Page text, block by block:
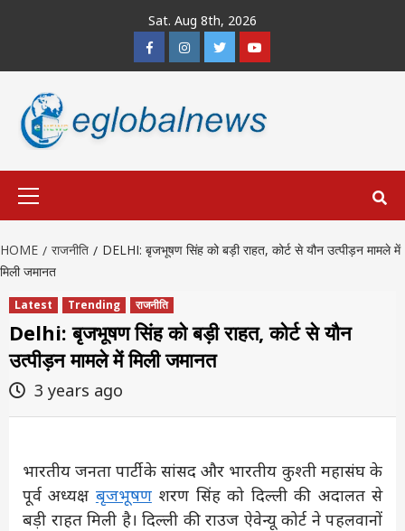
Sat. Aug 8th, 2026
FacebookInstagramTwitterYoutube
HOME राजनीति
DELHI: बृजभूषण सिंह को बड़ी राहत, कोर्ट से यौन उत्पीड़न मामले में
मिली जमानत
Latest Trending राजनीति
Delhi: बृजभूषण सिंह को बड़ी राहत, कोर्ट से यौन
उत्पीड़न मामले में मिली जमानत
3 years ago
भारतीय जनता पार्टी के सांसद और भारतीय कुश्ती महासंघ के
पूर्व अध्यक्ष बृजभूषणशरण सिंह को दिल्ली की अदालत से
बड़ी राहत मिली है। दिल्ली की राउज ऐवेन्यू कोर्ट ने पहलवानों